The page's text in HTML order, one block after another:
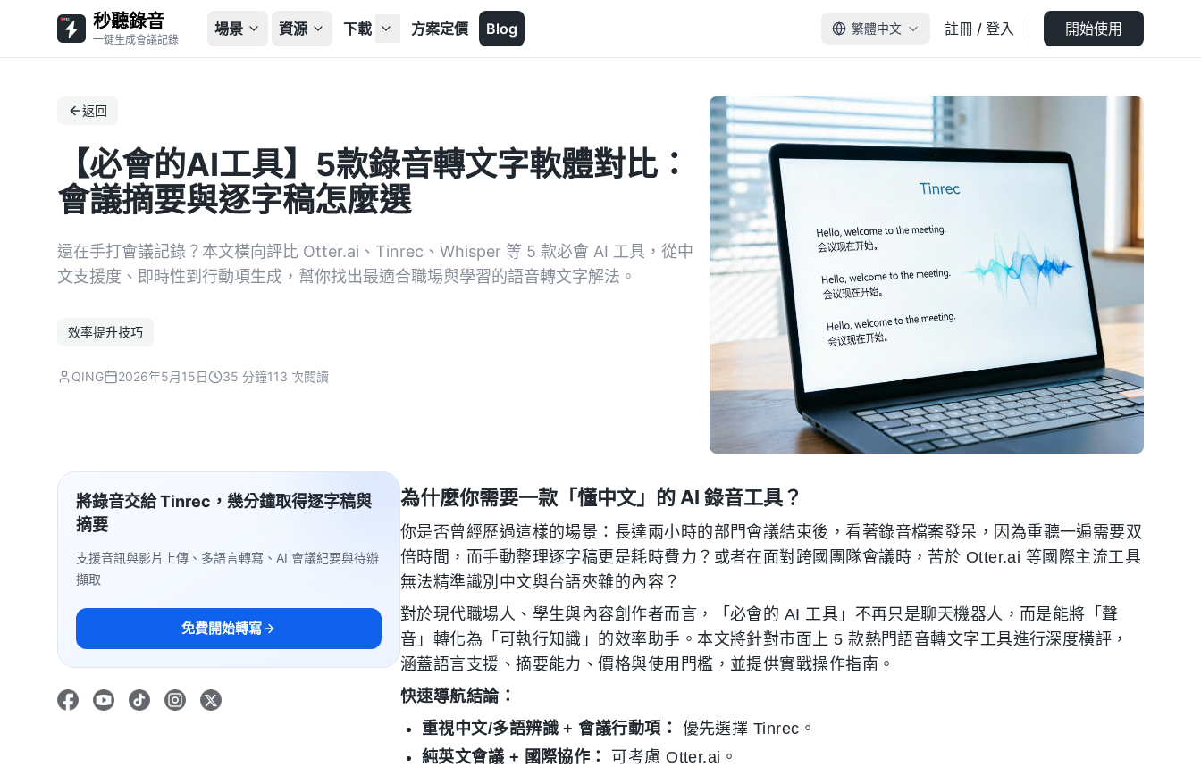
秒聽錄音
一鍵生成會議記錄
場景 資源 下載 方案定價 Blog 繁體中文 註冊 / 登入 開始使用
返回
【必會的AI工具】5款錄音轉文字軟體對比：
會議摘要與逐字稿怎麼選
還在手打會議記錄？本文橫向評比 Otter.ai、Tinrec、Whisper 等 5 款必會 AI 工具，從中
文支援度、即時性到行動項生成，幫你找出最適合職場與學習的語音轉文字解法。
效率提升技巧
QING 2026年5月15日 35 分鐘113 次閱讀
將錄音交給 Tinrec，幾分鐘取得逐字稿與
摘要
支援音訊與影片上傳、多語言轉寫、AI 會議紀要與待辦
擷取
免費開始轉寫
為什麼你需要一款「懂中文」的 AI 錄音工具？
你是否曾經歷過這樣的場景：長達兩小時的部門會議結束後，看著錄音檔案發呆，因為重聽一遍需要双
倍時間，而手動整理逐字稿更是耗時費力？或者在面對跨國團隊會議時，苦於 Otter.ai 等國際主流工具
無法精準識別中文與台語夾雜的內容？
對於現代職場人、學生與內容創作者而言，「必會的 AI 工具」不再只是聊天機器人，而是能將「聲
音」轉化為「可執行知識」的效率助手。本文將針對市面上 5 款熱門語音轉文字工具進行深度橫評，
涵蓋語言支援、摘要能力、價格與使用門檻，並提供實戰操作指南。
快速導航結論：
重視中文/多語辨識 + 會議行動項：
優先選擇 Tinrec。
純英文會議 + 國際協作：
可考慮 Otter.ai。